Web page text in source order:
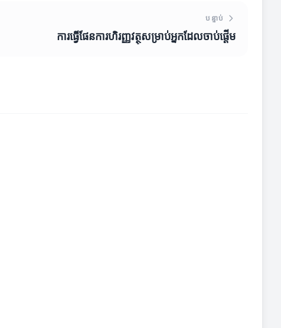
បន្ទាប់
ការធ្វើផែនការហិរញ្ញវត្ថុសម្រាប់អ្នកដែលចាប់ផ្តើម